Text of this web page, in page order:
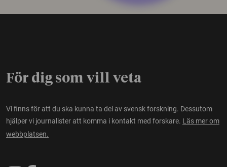
För dig som vill veta
Vi finns för att du ska kunna ta del av svensk forskning. Dessutom
hjälper vi journalister att komma i kontakt med forskare. Läs mer om
webbplatsen.